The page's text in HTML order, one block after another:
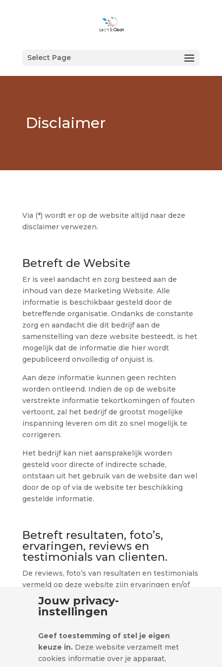
Select Page
Disclaimer
Via (*) wordt er op de website altijd naar deze
disclaimer verwezen.
Betreft de Website
Er is veel aandacht en zorg besteed aan de
inhoud van deze Marketing Website. Alle
informatie is beschikbaar gesteld door de
betreffende organisatie. Ondanks de constante
zorg en aandacht die dit bedrijf aan de
samenstelling van deze website besteedt, is het
mogelijk dat de informatie die hier wordt
gepubliceerd onvolledig of onjuist is.
Aan deze informatie kunnen geen rechten
worden ontleend. Indien de op de website
verstrekte informatie tekortkomingen of fouten
vertoont, zal het bedrijf de grootst mogelijke
inspanning leveren om dit zo snel mogelijk te
corrigeren.
Het bedrijf kan niet aansprakelijk worden
gesteld voor directe of indirecte schade,
ontstaan uit het gebruik van de website dan wel
door de op of via de website ter beschikking
gestelde informatie.
Betreft resultaten, foto’s,
ervaringen, reviews en
testimonials van clienten.
De reviews, foto’s van resultaten en testimonials
vermeld op deze website zijn ervaringen en/of
meningen van klanten. Trainings- en
fitnessresultaten zijn persoonlijk en kunnen
daarom niet gegarandeerd worden. De behaalde
resultaten door personal training en
voedingsadviezen kunnen daarom van persoon
verleden geen garantie zijn voor de toekomst.
Jouw privacy-
instellingen
Geef toestemming of stel je eigen
keuze in.Deze website verzamelt met
cookies informatie over je apparaat,